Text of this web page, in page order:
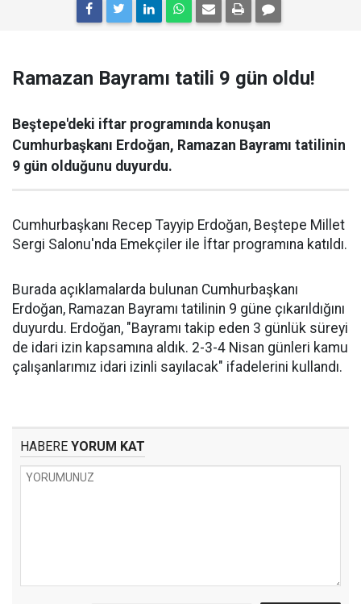
Ramazan Bayramı tatili 9 gün oldu!
Beştepe'deki iftar programında konuşan
Cumhurbaşkanı Erdoğan, Ramazan Bayramı tatilinin
9 gün olduğunu duyurdu.
Cumhurbaşkanı Recep Tayyip Erdoğan, Beştepe Millet
Sergi Salonu'nda Emekçiler ile İftar programına katıldı.
Burada açıklamalarda bulunan Cumhurbaşkanı
Erdoğan, Ramazan Bayramı tatilinin 9 güne çıkarıldığını
duyurdu. Erdoğan, "Bayramı takip eden 3 günlük süreyi
de idari izin kapsamına aldık. 2-3-4 Nisan günleri kamu
çalışanlarımız idari izinli sayılacak" ifadelerini kullandı.
HABERE YORUM KAT